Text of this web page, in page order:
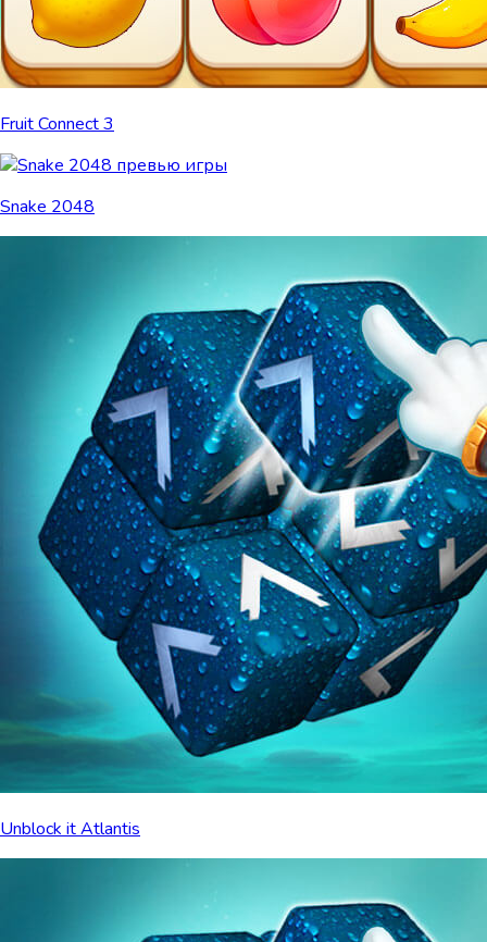
Fruit Connect 3
Snake 2048
Unblock it Atlantis